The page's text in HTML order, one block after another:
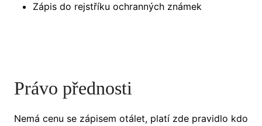
Zápis do rejstříku ochranných známek
Právo přednosti
Nemá cenu se zápisem otálet, platí zde pravidlo kdo